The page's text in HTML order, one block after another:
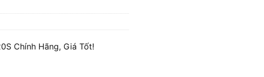
Chính Hãng, Giá Tốt!
lượng